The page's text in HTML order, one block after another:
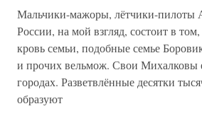
Мальчики-мажоры, лётчики-пилоты
России, на мой взгляд, состоит в том,
кровь семьи, подобные семье
и прочих вельмож. Свои Михалковы
городах. Разветвлённые десятки
образуют